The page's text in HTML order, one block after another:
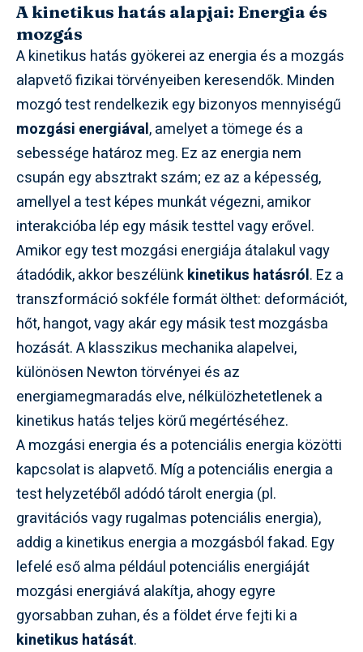
A kinetikus hatás alapjai: Energia és
mozgás
A kinetikus hatás gyökerei az energia és a mozgás
alapvető fizikai törvényeiben keresendők. Minden
mozgó test rendelkezik egy bizonyos mennyiségű
mozgási energiával, amelyet a tömege és a
sebessége határoz meg. Ez az energia nem
csupán egy absztrakt szám; ez az a képesség,
amellyel a test képes munkát végezni, amikor
interakcióba lép egy másik testtel vagy erővel.
Amikor egy test mozgási energiája átalakul vagy
átadódik, akkor beszélünkkinetikus hatásról. Ez a
transzformáció sokféle formát ölthet: deformációt,
hőt, hangot, vagy akár egy másik test mozgásba
hozását. A klasszikus mechanika alapelvei,
különösen Newton törvényei és az
energiamegmaradás elve, nélkülözhetetlenek a
kinetikus hatás teljes körű megértéséhez.
A mozgási energia és a potenciális energia közötti
kapcsolat is alapvető. Míg a potenciális energia a
test helyzetéből adódó tárolt energia (pl.
gravitációs vagy rugalmas potenciális energia),
addig a kinetikus energia a mozgásból fakad. Egy
lefelé eső alma például potenciális energiáját
mozgási energiává alakítja, ahogy egyre
gyorsabban zuhan, és a földet érve fejti ki a
kinetikus hatását.